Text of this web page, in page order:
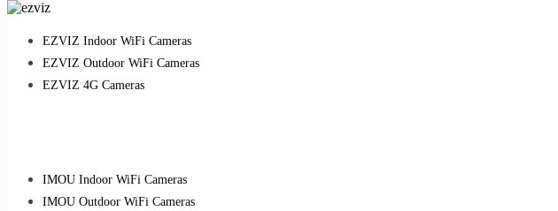
EZVIZ Indoor WiFi Cameras
EZVIZ Outdoor WiFi Cameras
EZVIZ 4G Cameras
IMOU Indoor WiFi Cameras
IMOU Outdoor WiFi Cameras